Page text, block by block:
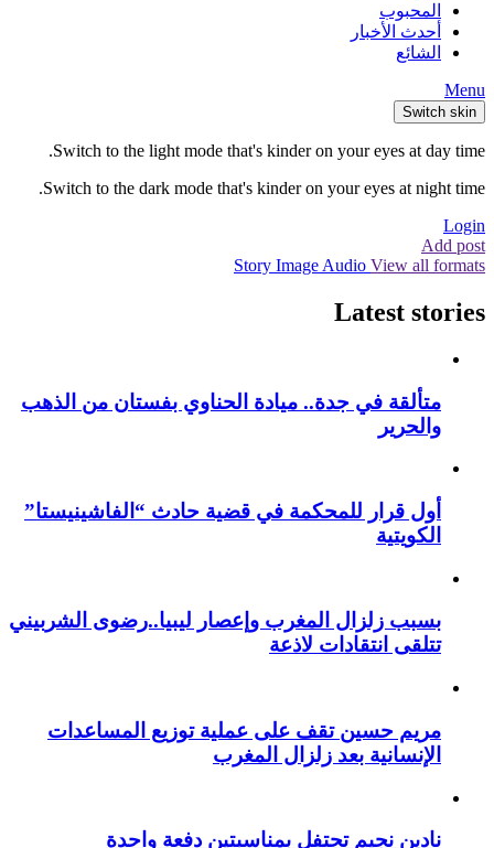
المحبوب
أحدث الأخبار
الشائع
Menu
Switch skin
Switch to the light mode that's kinder on your eyes at day time.
Switch to the dark mode that's kinder on your eyes at night time.
Login
Add post
Story Image Audio View all formats
Latest stories
متألقة في جدة.. ميادة الحناوي بفستان من الذهب
والحرير
أول قرار للمحكمة في قضية حادث “الفاشينيستا”
الكويتية
بسبب زلزال المغرب وإعصار ليبيا..رضوى الشربيني
تتلقى انتقادات لاذعة
مريم حسين تقف على عملية توزيع المساعدات
الإنسانية بعد زلزال المغرب
نادين نجيم تحتفل بمناسبتين دفعة واحدة